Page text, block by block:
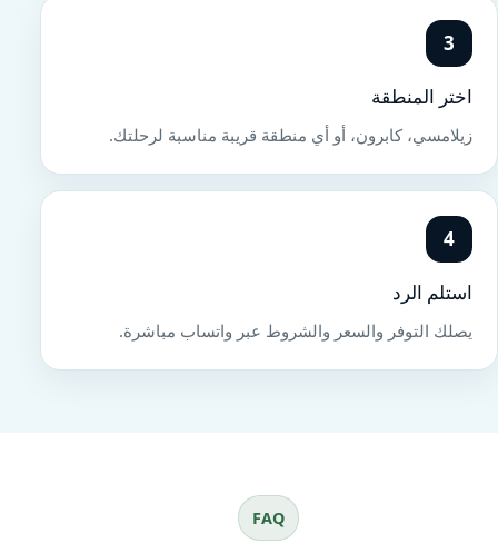
3
اختر المنطقة
زيلامسي، كابرون، أو أي منطقة قريبة مناسبة لرحلتك.
4
استلم الرد
يصلك التوفر والسعر والشروط عبر واتساب مباشرة.
FAQ